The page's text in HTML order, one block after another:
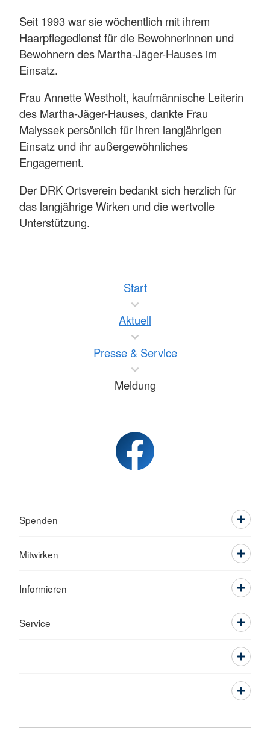
Seit 1993 war sie wöchentlich mit ihrem
Haarpflegedienst für die Bewohnerinnen und
Bewohnern des Martha-Jäger-Hauses im
Einsatz.
Frau Annette Westholt, kaufmännische Leiterin
des Martha-Jäger-Hauses, dankte Frau
Malyssek persönlich für ihren langjährigen
Einsatz und ihr außergewöhnliches
Engagement.
Der DRK Ortsverein bedankt sich herzlich für
das langjährige Wirken und die wertvolle
Unterstützung.
Start
Aktuell
Presse & Service
Meldung
Spenden
Mitwirken
Informieren
Service